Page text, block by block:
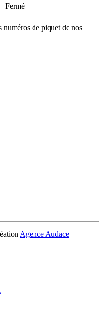
Fermé
numéros de piquet de nos
Agence Audace